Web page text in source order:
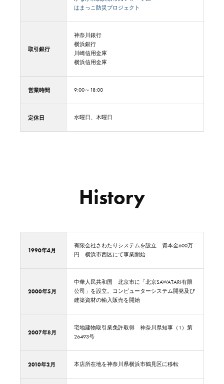
はまっこ防災プロジェクト
取引銀行
神奈川銀行
横浜銀行
川崎信用金庫
横浜信用金庫
営業時間 9:00～18:00
定休日 水曜日、木曜日
History
1990年4月
有限会社さわたりシステムを設立 資本金600万
円 横浜市西区にて事業開始
2000年5月
中華人民共和国 北京市に「北京SAWATARI有限
公司」を設立。コンピューターシステム開発及び
建築資材の輸入販売を開始
2007年8月
宅地建物取引業免許取得 神奈川県知事（1）第
26493号
2010年2月 本店所在地を神奈川県横浜市鶴見区に移転